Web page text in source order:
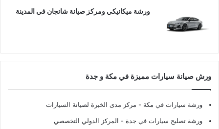
ورشة ميكانيكي ومركز صيانة شانجان في المدينة
ورش صيانة سيارات مميزة في مكة و جدة
ورشة سيارات في مكة - مركز مدى الخبرة لصيانة السيارات
ورشة تصليح سيارات في جدة - المركز الدولي التخصصي